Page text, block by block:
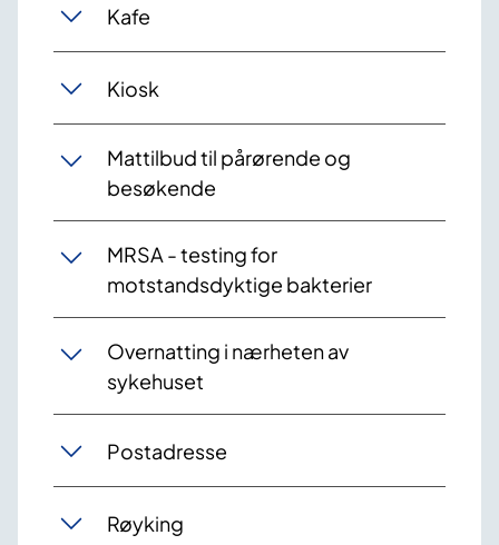
Kafe
Kiosk
Mattilbud til pårørende og
besøkende
MRSA - testing for
motstandsdyktige bakterier
Overnatting i nærheten av
sykehuset
Postadresse
Røyking